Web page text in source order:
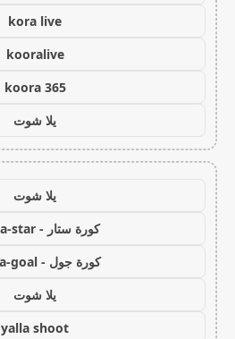
kora live
kooralive
koora 365
يلا شوت
يلا شوت
كورة ستار - koora-star
كورة جول - koora-goal
يلا شوت
yalla shoot